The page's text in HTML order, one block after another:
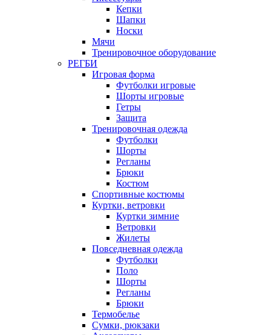
Кепки
Шапки
Носки
Мячи
Тренировочное оборудование
РЕГБИ
Игровая форма
Футболки игровые
Шорты игровые
Гетры
Защита
Тренировочная одежда
Футболки
Шорты
Регланы
Брюки
Костюм
Спортивные костюмы
Куртки, ветровки
Куртки зимние
Ветровки
Жилеты
Повседневная одежда
Футболки
Поло
Шорты
Регланы
Брюки
Термобелье
Сумки, рюкзаки